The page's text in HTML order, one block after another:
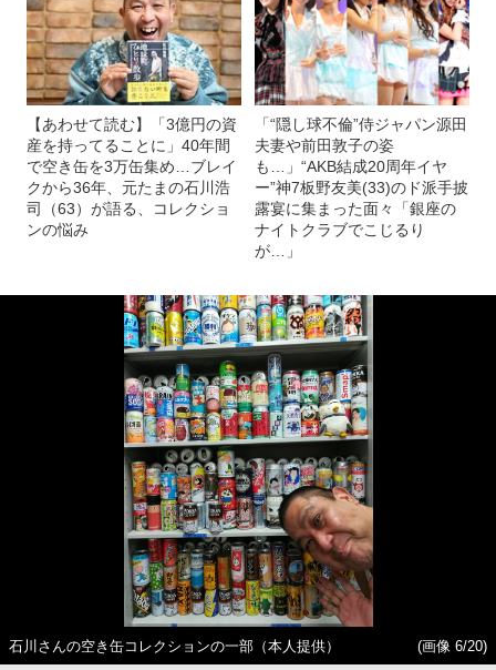
【あわせて読む】「3億円の資
産を持ってることに」40年間
で空き缶を3万缶集め…ブレイ
クから36年、元たまの石川浩
司（63）が語る、コレクショ
ンの悩み
「“隠し球不倫”侍ジャパン源田
夫妻や前田敦子の姿
も…」“AKB結成20周年イヤ
ー”神7板野友美(33)のド派手披
露宴に集まった面々「銀座の
ナイトクラブでこじるり
が…」
石川さんの空き缶コレクションの一部（本人提供） (画像 6/20)